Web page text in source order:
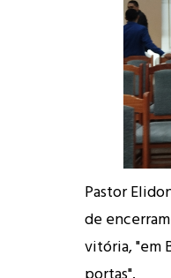
Pastor
de
vitória, "em
portas".